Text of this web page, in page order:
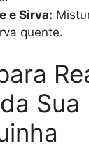
e Sirva:
quente.
Sua